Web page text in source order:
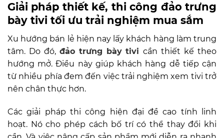
Giải pháp thiết kế, thi công đảo trưng
bày tivi tối ưu trải nghiệm mua sắm
Xu hướng bán lẻ hiện nay lấy khách hàng làm trung
tâm. Do đó, đảo trưng bày tivicần thiết kế theo
hướng mở. Điều này giúp khách hàng dễ tiếp cận
từ nhiều phía đem đến việc trải nghiệm xem tivi trở
nên chân thực hơn.
Các giải pháp thi công hiện đại đề cao tính linh
hoạt. Nó cho phép cách bố trí có thể thay đổi khi